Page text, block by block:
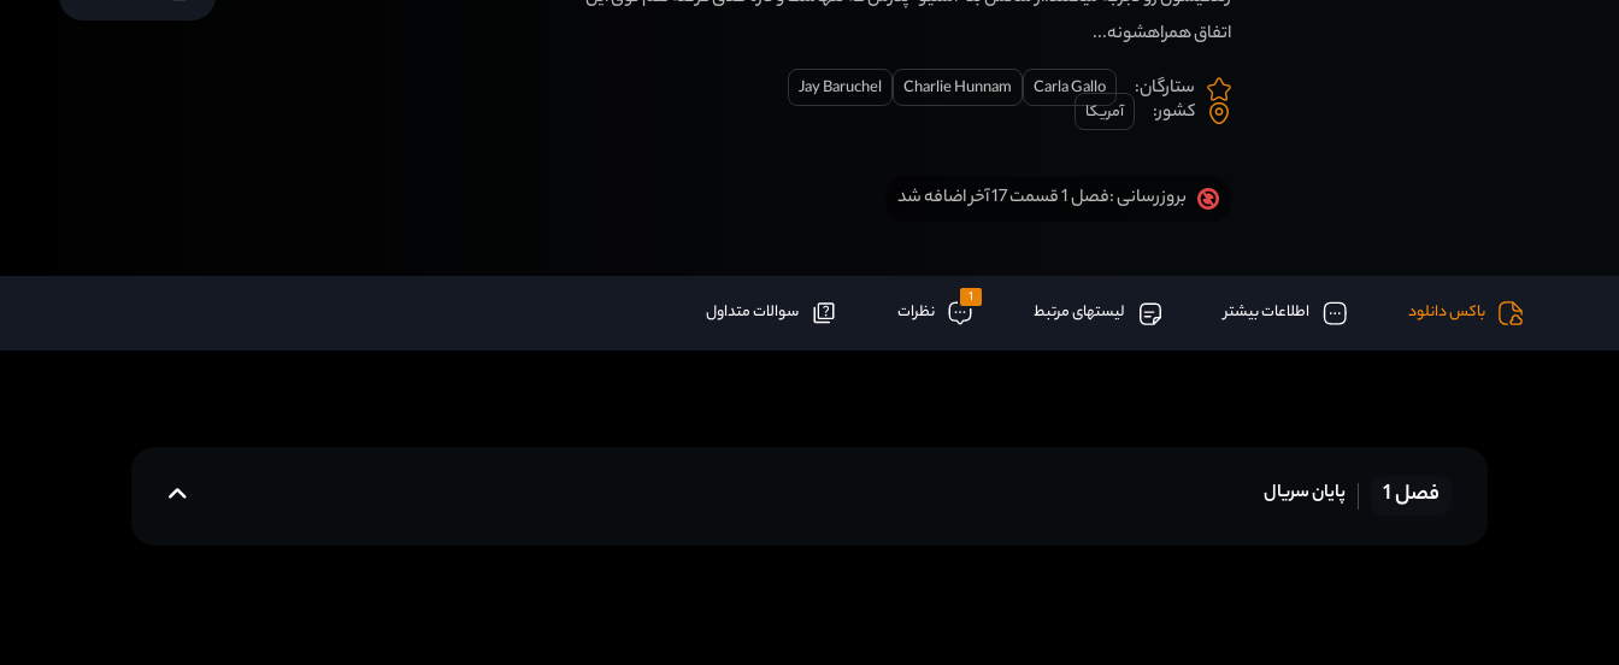
اتفاق همراهشونه...
ستارگان:
Carla Gallo
Charlie Hunnam
Jay Baruchel
کشور: آمریکا
بروزرسانی :فصل 1 قسمت 17 آخر اضافه شد
باکس دانلود اطلاعات بیشتر لیستهای مرتبط
1
نظرات سوالات متداول
فصل 1 پایان سریال